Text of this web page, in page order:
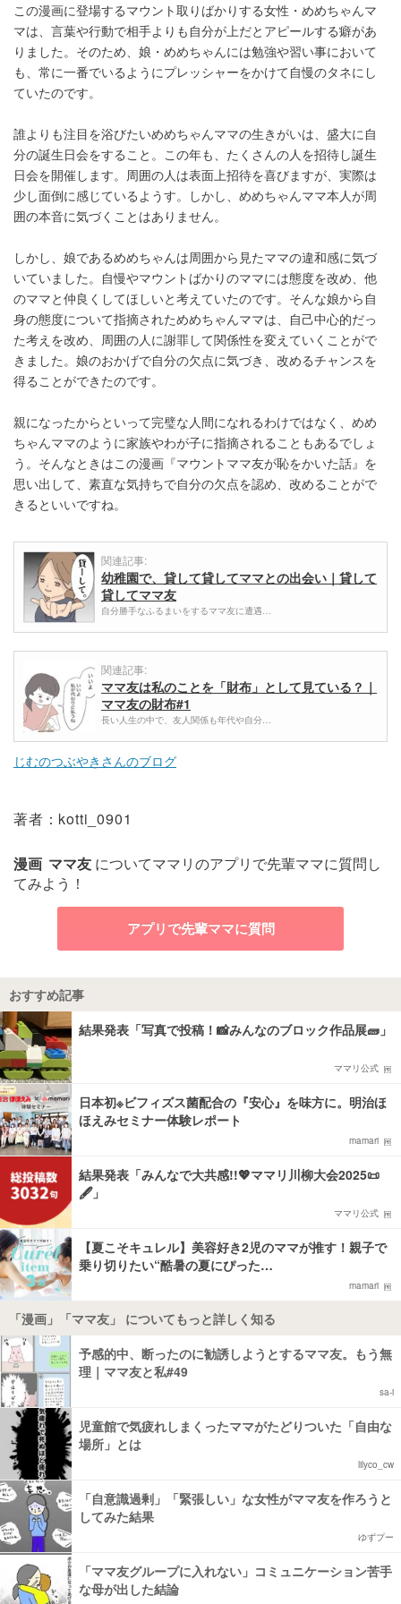
この漫画に登場するマウント取りばかりする女性・めめちゃんマ
マは、言葉や行動で相手よりも自分が上だとアピールする癖があ
りました。そのため、娘・めめちゃんには勉強や習い事において
も、常に一番でいるようにプレッシャーをかけて自慢のタネにし
ていたのです。
誰よりも注目を浴びたいめめちゃんママの生きがいは、盛大に自
分の誕生日会をすること。この年も、たくさんの人を招待し誕生
日会を開催します。周囲の人は表面上招待を喜びますが、実際は
少し面倒に感じているようす。しかし、めめちゃんママ本人が周
囲の本音に気づくことはありません。
しかし、娘であるめめちゃんは周囲から見たママの違和感に気づ
いていました。自慢やマウントばかりのママには態度を改め、他
のママと仲良くしてほしいと考えていたのです。そんな娘から自
身の態度について指摘されためめちゃんママは、自己中心的だっ
た考えを改め、周囲の人に謝罪して関係性を変えていくことがで
きました。娘のおかげで自分の欠点に気づき、改めるチャンスを
得ることができたのです。
親になったからといって完璧な人間になれるわけではなく、めめ
ちゃんママのように家族やわが子に指摘されることもあるでしょ
う。そんなときはこの漫画『マウントママ友が恥をかいた話』を
思い出して、素直な気持ちで自分の欠点を認め、改めることがで
きるといいですね。
関連記事:
幼稚園で、貸して貸してママとの出会い｜貸して
貸してママ友
自分勝手なふるまいをするママ友に遭遇…
関連記事:
ママ友は私のことを「財布」として見ている？｜
ママ友の財布#1
長い人生の中で、友人関係も年代や自分…
じむのつぶやきさんのブログ
著者：kotti_0901
漫画 ママ友 についてママリのアプリで先輩ママに質問し
てみよう！
アプリで先輩ママに質問
おすすめ記事
結果発表「写真で投稿！📸みんなのブロック作品展🧱」
ママリ公式
日本初※ビフィズス菌配合の『安心』を味方に。明治ほ
ほえみセミナー体験レポート
mamari
結果発表「みんなで大共感!!💖ママリ川柳大会2025📜
🖋️」
ママリ公式
【夏こそキュレル】美容好き2児のママが推す！親子で
乗り切りたい“酷暑の夏にぴった…
mamari
「漫画」「ママ友」 についてもっと詳しく知る
予感的中、断ったのに勧誘しようとするママ友。もう無
理｜ママ友と私#49
sa-i
児童館で気疲れしまくったママがたどりついた「自由な
場所」とは
lilyco_cw
「自意識過剰」「緊張しい」な女性がママ友を作ろうと
してみた結果
ゆずプー
「ママ友グループに入れない」コミュニケーション苦手
な母が出した結論